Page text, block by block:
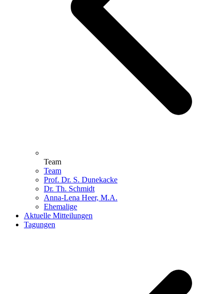
Team
Team
Prof. Dr. S. Dunekacke
Dr. Th. Schmidt
Anna-Lena Heer, M.A.
Ehemalige
Aktuelle Mitteilungen
Tagungen